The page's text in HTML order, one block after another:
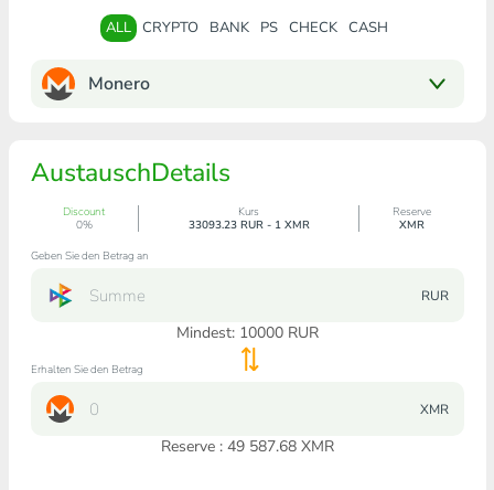
ALL CRYPTO BANK PS CHECK CASH
Monero
AustauschDetails
Discount
0%
Kurs
33093.23 RUR - 1 XMR
Reserve
XMR
Geben Sie den Betrag an
RUR
Mindest: 10000RUR
Erhalten Sie den Betrag
XMR
Reserve : 49 587.68 XMR